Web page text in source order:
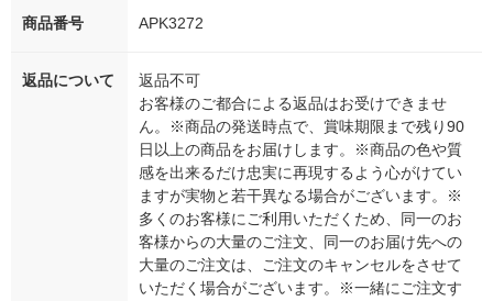
商品番号 APK3272
返品について
返品不可
お客様のご都合による返品はお受けできませ
ん。※商品の発送時点で、賞味期限まで残り90
日以上の商品をお届けします。※商品の色や質
感を出来るだけ忠実に再現するよう心がけてい
ますが実物と若干異なる場合がございます。※
多くのお客様にご利用いただくため、同一のお
客様からの大量のご注文、同一のお届け先への
大量のご注文は、ご注文のキャンセルをさせて
いただく場合がございます。※一緒にご注文す